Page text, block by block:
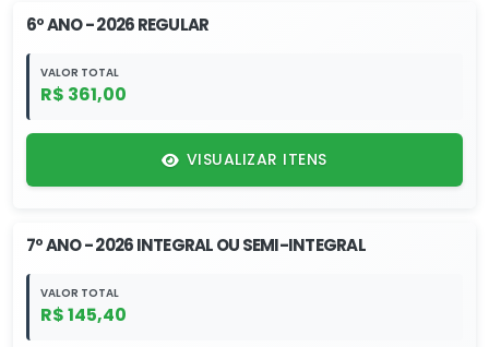
6º ANO - 2026 REGULAR
VALOR TOTAL
R$ 361,00
VISUALIZAR ITENS
7º ANO - 2026 INTEGRAL OU SEMI-INTEGRAL
VALOR TOTAL
R$ 145,40